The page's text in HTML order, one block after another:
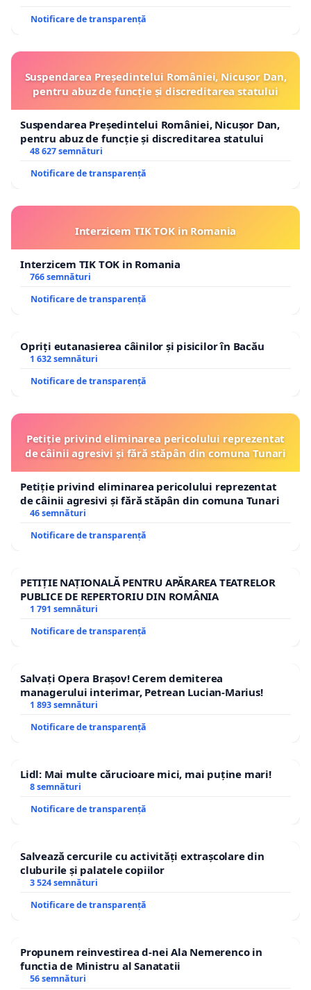
Notificare de transparență
Suspendarea Președintelui României, Nicușor Dan,
pentru abuz de funcție și discreditarea statului
Suspendarea Președintelui României, Nicușor Dan,
pentru abuz de funcție și discreditarea statului
48 627 semnături
Notificare de transparență
Interzicem TIK TOK in Romania
Interzicem TIK TOK in Romania
766 semnături
Notificare de transparență
Opriți eutanasierea câinilor și pisicilor în Bacău
1 632 semnături
Notificare de transparență
Petiție privind eliminarea pericolului reprezentat
de câinii agresivi și fără stăpân din comuna Tunari
Petiție privind eliminarea pericolului reprezentat
de câinii agresivi și fără stăpân din comuna Tunari
46 semnături
Notificare de transparență
PETIȚIE NAȚIONALĂ PENTRU APĂRAREA TEATRELOR
PUBLICE DE REPERTORIU DIN ROMÂNIA
1 791 semnături
Notificare de transparență
Salvați Opera Brașov! Cerem demiterea
managerului interimar, Petrean Lucian-Marius!
1 893 semnături
Notificare de transparență
Lidl: Mai multe cărucioare mici, mai puține mari!
8 semnături
Notificare de transparență
Salvează cercurile cu activități extrașcolare din
cluburile și palatele copiilor
3 524 semnături
Notificare de transparență
Propunem reinvestirea d-nei Ala Nemerenco in
functia de Ministru al Sanatatii
56 semnături